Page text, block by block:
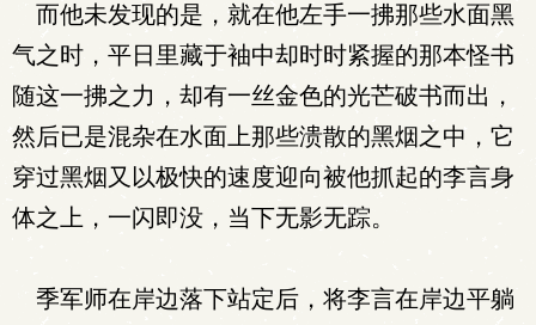
而他未发现的是，就在他左手一拂那些水面黑
气之时，平日里藏于袖中却时时紧握的那本怪书
随这一拂之力，却有一丝金色的光芒破书而出，
然后已是混杂在水面上那些溃散的黑烟之中，它
穿过黑烟又以极快的速度迎向被他抓起的李言身
体之上，一闪即没，当下无影无踪。
季军师在岸边落下站定后，将李言在岸边平躺